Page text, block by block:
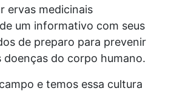
ervas medicinais
um informativo com seus
de preparo para prevenir
doenças do corpo humano.
e temos essa cultura